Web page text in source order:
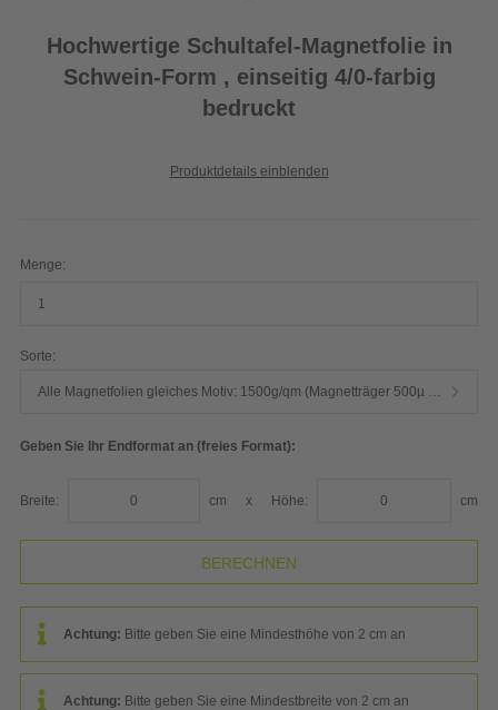
Hochwertige Schultafel-Magnetfolie in
Schwein-Form , einseitig 4/0-farbig
bedruckt
Produktdetails einblenden
Menge:
Sorte:
Geben Sie Ihr Endformat an (freies Format):
Breite: cm x Höhe: cm
Achtung: Bitte geben Sie eine Mindesthöhe von 2 cm an
Achtung: Bitte geben Sie eine Mindestbreite von 2 cm an